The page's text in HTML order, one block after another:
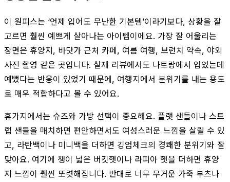
이 원피스는 ‘언제 입어도 무난한 기본템’이라기보다, 상황을 잘
고르면 훨씬 예쁘게 살아나는 아이템이에요. 가장 잘 어울리는
장면은 휴양지, 바닷가 근처 카페, 여름 여행, 브런치 약속, 야외
사진 촬영 같은 곳입니다. 실제 리뷰에서도 나트랑에서 입었는데
예뻤다는 반응이 있었기 때문에, 여행지에서 분위기를 내는 용도
로 매우 적합하다고 볼 수 있어요.
휴가지에서는 슈즈와 가방 선택이 중요해요. 플랫 샌들이나 스트
랩 샌들을 매치하면 편안하면서도 여성스러운 느낌을 살릴 수 있
고, 라탄백이나 미니백을 더하면 깅엄체크의 경쾌한 분위기와 잘
맞아요. 여기에 챙이 넓은 버킷햇이나 라피아 햇을 더하면 휴양
지 느낌이 훨씬 또렷해집니다. 반대로 너무 무거운 가죽 부츠나